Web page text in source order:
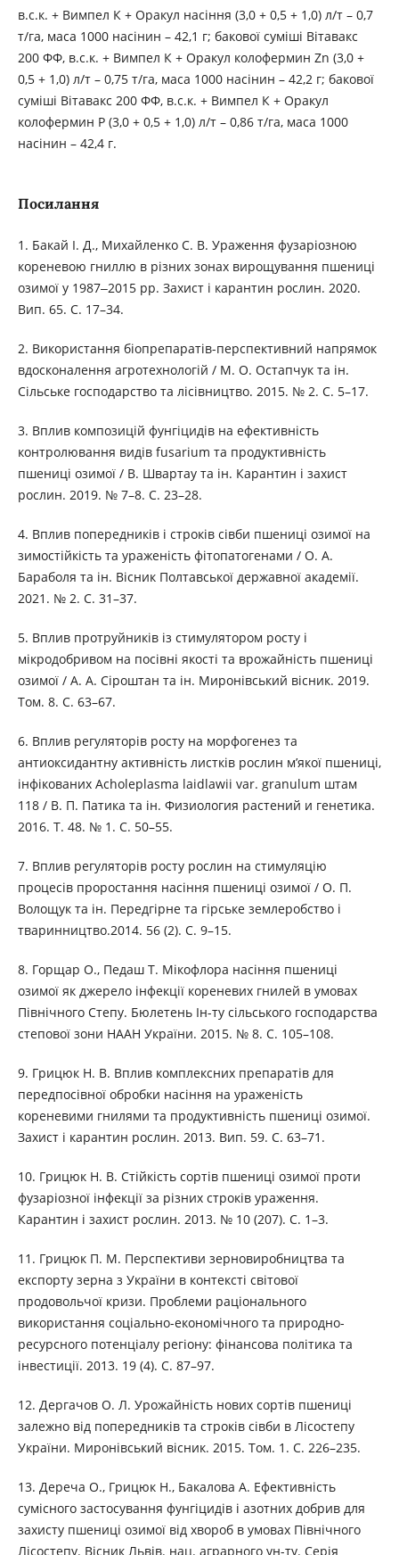
в.с.к. + Вимпел К + Оракул насіння (3,0 + 0,5 + 1,0) л/т – 0,7
т/га, маса 1000 насінин – 42,1 г; бакової суміші Вітавакс
200 ФФ, в.с.к. + Вимпел К + Оракул колофермин Zn (3,0 +
0,5 + 1,0) л/т – 0,75 т/га, маса 1000 насінин – 42,2 г; бакової
суміші Вітавакс 200 ФФ, в.с.к. + Вимпел К + Оракул
колофермин Р (3,0 + 0,5 + 1,0) л/т – 0,86 т/га, маса 1000
насінин – 42,4 г.
Посилання
1. Бакай І. Д., Михайленко С. В. Ураження фузаріозною
кореневою гниллю в різних зонах вирощування пшениці
озимої у 1987‒2015 рр. Захист і карантин рослин. 2020.
Вип. 65. С. 17–34.
2. Використання біопрепаратів-перспективний напрямок
вдосконалення агротехнологій / М. О. Остапчук та ін.
Сільське господарство та лісівництво. 2015. № 2. С. 5–17.
3. Вплив композицій фунгіцидів на ефективність
контролювання видів fusarium та продуктивність
пшениці озимої / В. Швартау та ін. Карантин і захист
рослин. 2019. № 7–8. С. 23–28.
4. Вплив попередників і строків сівби пшениці озимої на
зимостійкість та ураженість фітопатогенами / О. А.
Бараболя та ін. Вісник Полтавської державної академії.
2021. № 2. С. 31–37.
5. Вплив протруйників із стимулятором росту і
мікродобривом на посівні якості та врожайність пшениці
озимої / А. А. Сіроштан та ін. Миронівський вісник. 2019.
Том. 8. С. 63–67.
6. Вплив регуляторів росту на морфогенез та
антиоксидантну активність листків рослин м’якої пшениці,
інфікованих Acholeplasma laidlawii var. granulum штам
118 / В. П. Патика та ін. Физиология растений и генетика.
2016. Т. 48. № 1. С. 50–55.
7. Вплив регуляторів росту рослин на стимуляцію
процесів проростання насіння пшениці озимої / О. П.
Волощук та ін. Передгірне та гірське землеробство і
тваринництво.2014. 56 (2). С. 9–15.
8. Горщар О., Педаш Т. Мікофлора насіння пшениці
озимої як джерело інфекції кореневих гнилей в умовах
Північного Степу. Бюлетень Ін-ту сільського господарства
степової зони НААН України. 2015. № 8. С. 105–108.
9. Грицюк Н. В. Вплив комплексних препаратів для
передпосівної обробки насіння на ураженість
кореневими гнилями та продуктивність пшениці озимої.
Захист і карантин рослин. 2013. Вип. 59. С. 63–71.
10. Грицюк Н. В. Стійкість сортів пшениці озимої проти
фузаріозної інфекції за різних строків ураження.
Карантин і захист рослин. 2013. № 10 (207). С. 1–3.
11. Грицюк П. М. Перспективи зерновиробництва та
експорту зерна з України в контексті світової
продовольчої кризи. Проблеми раціонального
використання соціально-економічного та природно-
ресурсного потенціалу регіону: фінансова політика та
інвестиції. 2013. 19 (4). С. 87–97.
12. Дергачов О. Л. Урожайність нових сортів пшениці
залежно від попередників та строків сівби в Лісостепу
України. Миронівський вісник. 2015. Том. 1. С. 226–235.
13. Дереча О., Грицюк Н., Бакалова А. Ефективність
сумісного застосування фунгіцидів і азотних добрив для
захисту пшениці озимої від хвороб в умовах Північного
Лісостепу. Вісник Львів. нац. аграрного ун-ту. Серія